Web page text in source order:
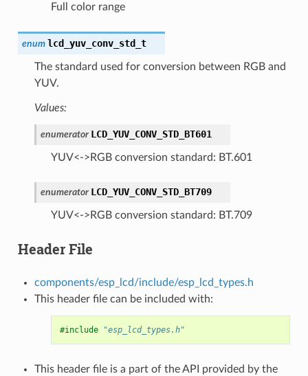
Full color range
enum lcd_yuv_conv_std_t
The standard used for conversion between RGB and
YUV.
Values:
enumerator LCD_YUV_CONV_STD_BT601
YUV<->RGB conversion standard: BT.601
enumerator LCD_YUV_CONV_STD_BT709
YUV<->RGB conversion standard: BT.709
Header File
components/esp_lcd/include/esp_lcd_types.h
This header file can be included with:
#include "esp_lcd_types.h"
This header file is a part of the API provided by the